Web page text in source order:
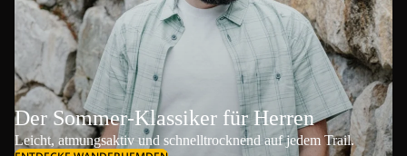
Der Sommer-Klassiker für Herren
Leicht, atmungsaktiv und schnelltrocknend auf jedem Trail.